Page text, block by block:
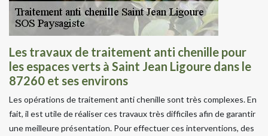
Les travaux de traitement anti chenille pour
les espaces verts à Saint Jean Ligoure dans le
87260 et ses environs
Les opérations de traitement anti chenille sont très complexes. En
fait, il est utile de réaliser ces travaux très difficiles afin de garantir
une meilleure présentation. Pour effectuer ces interventions, des